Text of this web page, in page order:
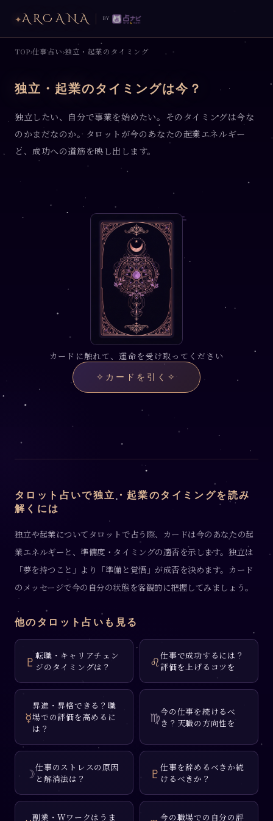
✦ARCANA by
TOP›仕事占い›独立・起業のタイミング
独立・起業のタイミングは今？
独立したい、自分で事業を始めたい。そのタイミングは今な
のかまだなのか。タロットが今のあなたの起業エネルギー
と、成功への道筋を映し出します。
カードに触れて、運命を受け取ってください
✧ カードを引く ✧
タロット占いで独立・起業のタイミングを読み
解くには
独立や起業についてタロットで占う際、カードは今のあなたの起
業エネルギーと、準備度・タイミングの適否を示します。独立は
「夢を持つこと」より「準備と覚悟」が成否を決めます。カード
のメッセージで今の自分の状態を客観的に把握してみましょう。
他のタロット占いも見る
♇ 転職・キャリアチェン
ジのタイミングは？
♌仕事で成功するには？
評価を上げるコツを
☿
昇進・昇格できる？職
場での評価を高めるに
は？
♍今の仕事を続けるべ
き？天職の方向性を
☽仕事のストレスの原因
と解消法は？
♇ 仕事を辞めるべきか続
けるべきか？
副業・Wワークはうま 今の職場での自分の評